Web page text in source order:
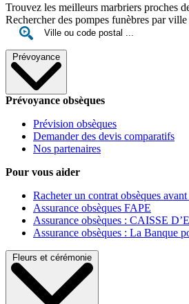
Trouvez les meilleurs marbriers proches
Rechercher des pompes funèbres par
Prévoyance
Prévoyance obsèques
Prévision obsèques
Demander des devis comparatifs
Nos partenaires
Pour vous aider
Racheter un contrat obsèques
Assurance obsèques FAPE
Assurance obsèques : CAISSE
Assurance obsèques : La Banque
Fleurs et cérémonie